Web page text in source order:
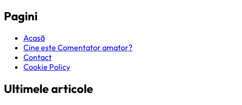
Pagini
Acasă
Cine este Comentator amator?
Contact
Cookie Policy
Ultimele articole